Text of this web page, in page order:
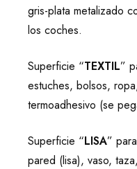
gris-plata metalizado
los coches.
Superficie “TEXTIL”
estuches, bolsos,
termoadhesivo (se
Superficie “LISA”
pared (lisa), vaso,